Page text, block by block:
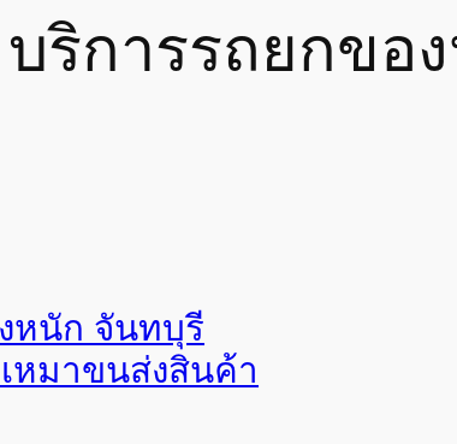
บริการรถยกขอ
หนัก จันทบุรี
หมาขนส่งสินค้า